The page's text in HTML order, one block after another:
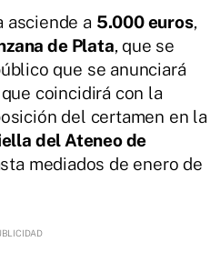
asciende a 5.000 euros,
de Plata, que se
que se anunciará
coincidirá con la
del certamen en la
del Ateneo de
mediados de enero de